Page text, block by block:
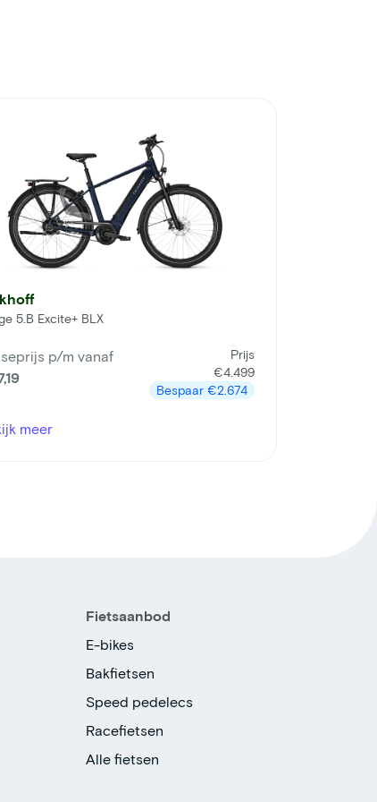
5.B Excite+ BLX
p/m vanaf
Prijs
€4.499
Bespaar €2.674
meer
Fietsaanbod
E-bikes
Bakfietsen
Speed pedelecs
Racefietsen
Alle fietsen